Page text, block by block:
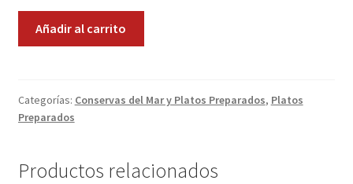
Promociones
Términos y condiciones
Añadir al carrito
Categorías: Conservas del Mar y Platos Preparados, Platos
Preparados
Productos relacionados